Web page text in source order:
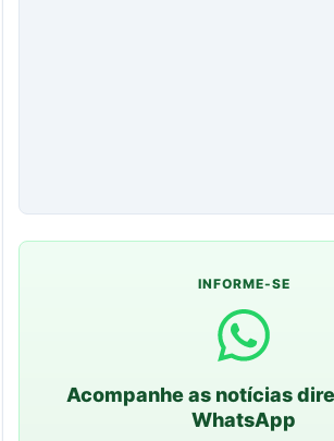
INFORME-SE
Acompanhe as notícias
WhatsApp